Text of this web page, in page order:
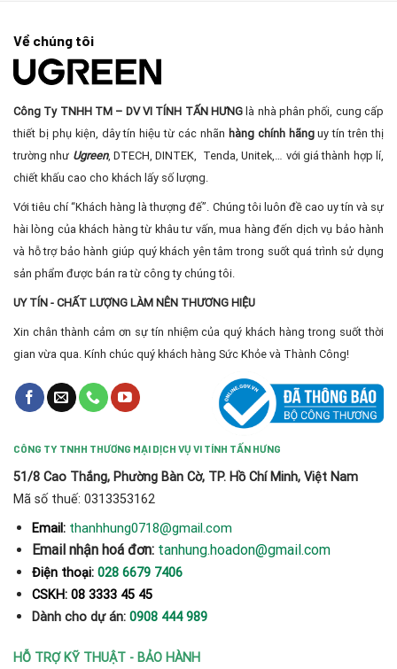
Về chúng tôi
Công Ty TNHH TM – DV VI TÍNH TẤN HƯNGlà nhà phân phối, cung cấp
thiết bị phụ kiện, dây tín hiệu từ các nhãn hàng chính hãnguy tín trên thị
trường như Ugreen, DTECH, DINTEK, Tenda, Unitek,… với giá thành hợp lí,
chiết khấu cao cho khách lấy số lượng.
Với tiêu chí “Khách hàng là thượng đế”. Chúng tôi luôn đề cao uy tín và sự
hài lòng của khách hàng từ khâu tư vấn, mua hàng đến dịch vụ bảo hành
và hỗ trợ bảo hành giúp quý khách yên tâm trong suốt quá trình sử dụng
sản phẩm được bán ra từ công ty chúng tôi.
UY TÍN - CHẤT LƯỢNG LÀM NÊN THƯƠNG HIỆU
Xin chân thành cảm ơn sự tín nhiệm của quý khách hàng trong suốt thời
gian vừa qua. Kính chúc quý khách hàng Sức Khỏe và Thành Công!
CÔNG TY TNHH THƯƠNG MẠI DỊCH VỤ VI TÍNH TẤN HƯNG
51/8 Cao Thắng, Phường Bàn Cờ, TP. Hồ Chí Minh, Việt Nam
Mã số thuế: 0313353162
Email: thanhhung0718@gmail.com
Email nhận hoá đơn: tanhung.hoadon@gmail.com
Điện thoại: 028 6679 7406
CSKH: 08 3333 45 45
Dành cho dự án: 0908 444 989
HỖ TRỢ KỸ THUẬT - BẢO HÀNH